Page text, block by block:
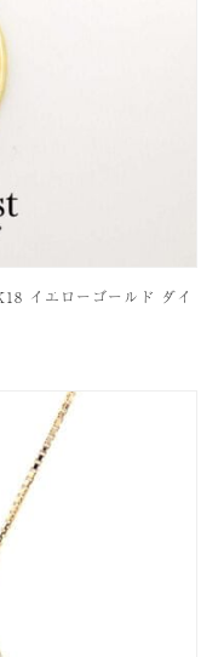
イエローゴールド ダイ